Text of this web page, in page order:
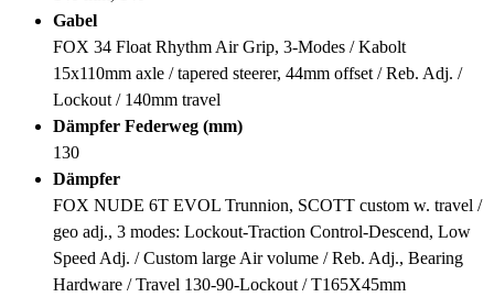
Gabel
FOX 34 Float Rhythm Air Grip, 3-Modes / Kabolt
15x110mm axle / tapered steerer, 44mm offset / Reb. Adj. /
Lockout / 140mm travel
Dämpfer Federweg (mm)
130
Dämpfer
FOX NUDE 6T EVOL Trunnion, SCOTT custom w. travel /
geo adj., 3 modes: Lockout-Traction Control-Descend, Low
Speed Adj. / Custom large Air volume / Reb. Adj., Bearing
Hardware / Travel 130-90-Lockout / T165X45mm